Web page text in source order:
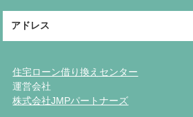
アドレス
住宅ローン借り換えセンター
運営会社
株式会社JMPパートナーズ